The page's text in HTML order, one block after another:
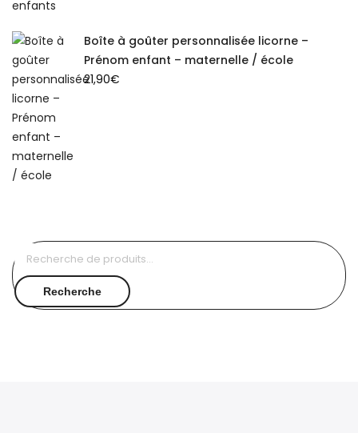
Boîte à goûter personnalisée licorne –
Prénom enfant – maternelle / école
21,90€
Recherche